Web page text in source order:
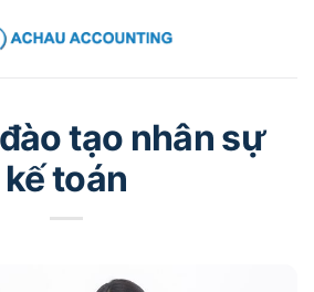
tạo nhân sự
kế toán